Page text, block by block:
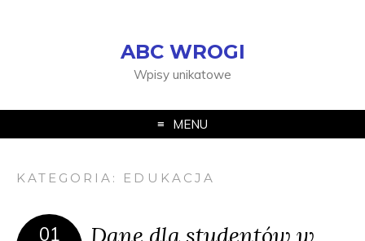
ABC WROGI
Wpisy unikatowe
MENU
KATEGORIA: EDUKACJA
01
Dane dla studentów w